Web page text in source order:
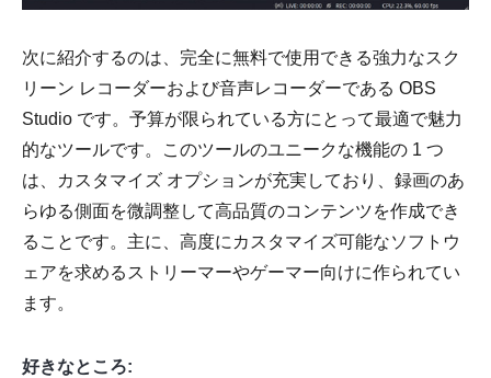
次に紹介するのは、完全に無料で使用できる強力なスク
リーン レコーダーおよび音声レコーダーである OBS
Studio です。予算が限られている方にとって最適で魅力
的なツールです。このツールのユニークな機能の 1 つ
は、カスタマイズ オプションが充実しており、録画のあ
らゆる側面を微調整して高品質のコンテンツを作成でき
ることです。主に、高度にカスタマイズ可能なソフトウ
ェアを求めるストリーマーやゲーマー向けに作られてい
ます。
好きなところ: